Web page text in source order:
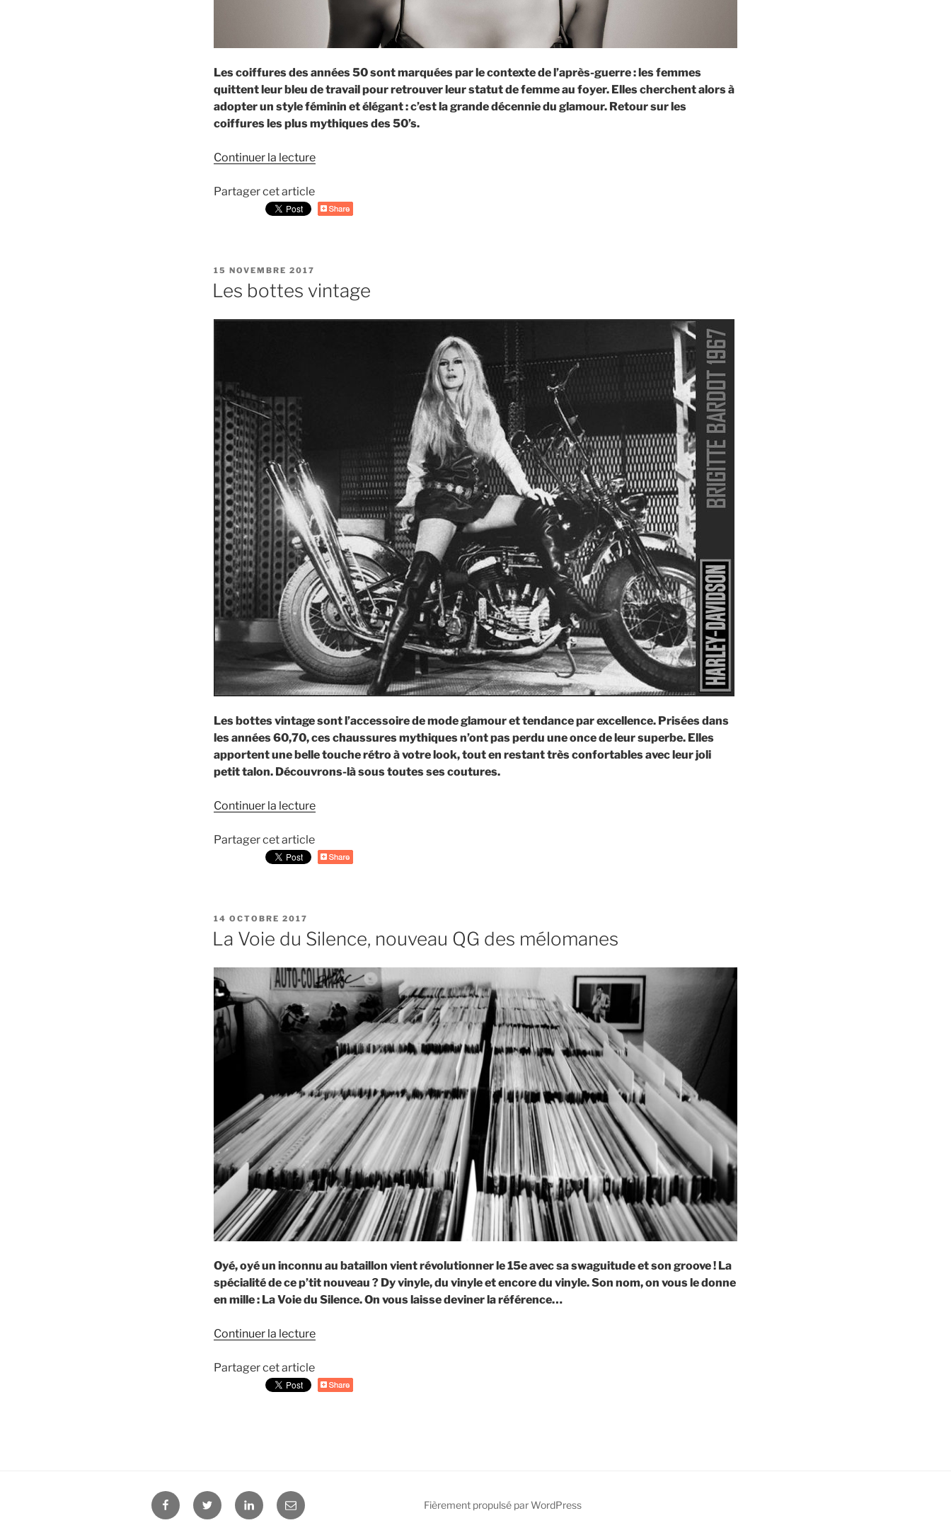
Les coiffures des années 50 sont marquées par le contexte de l’après-guerre : les femmes
quittent leur bleu de travail pour retrouver leur statut de femme au foyer. Elles cherchent alors à
adopter un style féminin et élégant : c’est la grande décennie du glamour. Retour sur les
coiffures les plus mythiques des 50’s.
Continuer la lecture
des
Partager cet article
PUBLIÉ
LE
15 NOVEMBRE 2017
Les bottes vintage
Les bottes vintage sont l’accessoire de mode glamour et tendance par excellence. Prisées dans
les années 60,70, ces chaussures mythiques n’ont pas perdu une once de leur superbe. Elles
apportent une belle touche rétro à votre look, tout en restant très confortables avec leur joli
petit talon. Découvrons-là sous toutes ses coutures.
Continuer la lecture
vintage »
Partager cet article
PUBLIÉ
LE
14 OCTOBRE 2017
La Voie du Silence, nouveau QG des mélomanes
Oyé, oyé un inconnu au bataillon vient révolutionner le 15e avec sa swaguitude et son groove ! La
spécialité de ce p’tit nouveau ? Dy vinyle, du vinyle et encore du vinyle. Son nom, on vous le donne
en mille : La Voie du Silence. On vous laisse deviner la référence…
Continuer la lecture
du
Partager cet article
FacebookTwitter LinkedinE-
mail
Fièrement propulsé par WordPress